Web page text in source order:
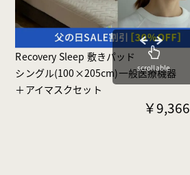
Recovery Sleep 敷きパッド
シングル(100×205cm)一般医療機器
＋アイマスクセット
￥9,366
scrollable